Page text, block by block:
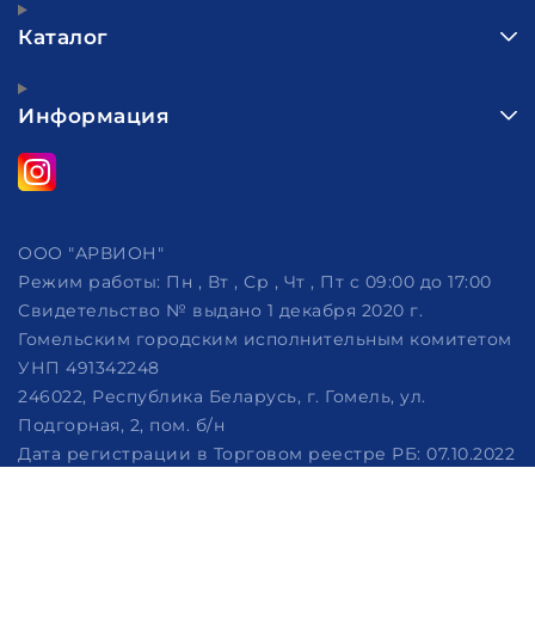
Каталог
Информация
ООО "АРВИОН"
Режим работы: Пн , Вт , Ср , Чт , Пт c 09:00 до 17:00
Свидетельство № выдано 1 декабря 2020 г.
Гомельским городским исполнительным комитетом
УНП 491342248
246022, Республика Беларусь, г. Гомель, ул.
Подгорная, 2, пом. б/н
Дата регистрации в Торговом реестре РБ: 07.10.2022